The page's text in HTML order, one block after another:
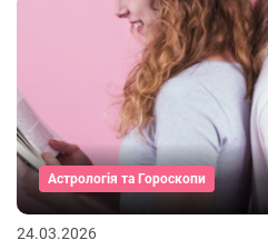
Астрологія та Гороскопи
24.03.2026